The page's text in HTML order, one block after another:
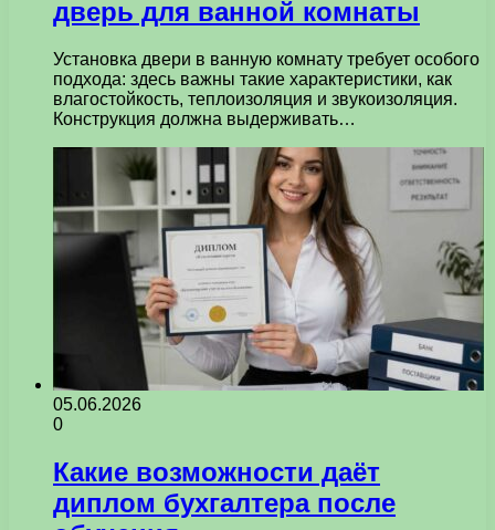
дверь для ванной комнаты
Установка двери в ванную комнату требует особого
подхода: здесь важны такие характеристики, как
влагостойкость, теплоизоляция и звукоизоляция.
Конструкция должна выдерживать…
05.06.2026
0
Какие возможности даёт
диплом бухгалтера после